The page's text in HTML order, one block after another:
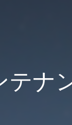
テナ